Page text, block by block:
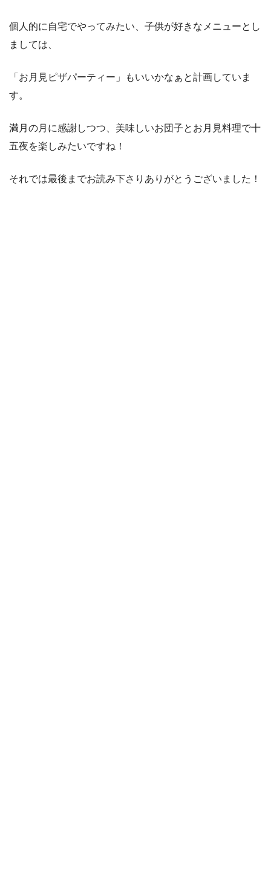
個人的に自宅でやってみたい、子供が好きなメニューとし
ましては、
「お月見ピザパーティー」もいいかなぁと計画していま
す。
満月の月に感謝しつつ、美味しいお団子とお月見料理で十
五夜を楽しみたいですね！
それでは最後までお読み下さりありがとうございました！